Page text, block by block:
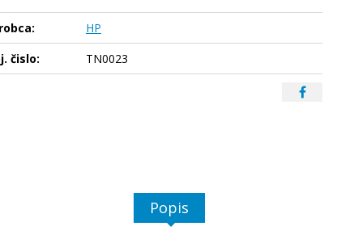
HP
čislo:
TN0023
Popis